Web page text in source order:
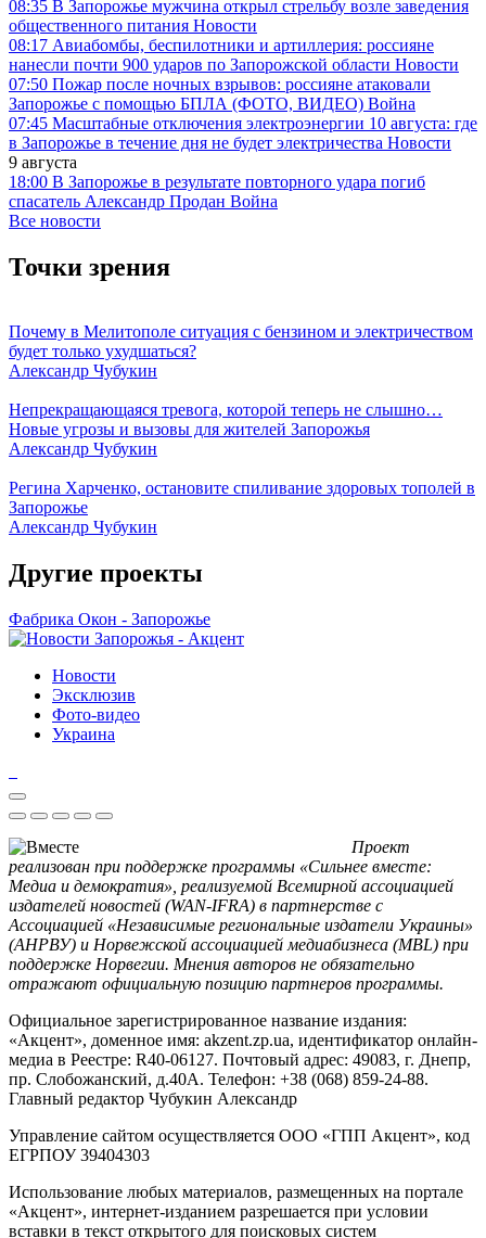
08:35 В Запорожье мужчина открыл стрельбу возле заведения
общественного питания Новости
08:17 Авиабомбы, беспилотники и артиллерия: россияне
нанесли почти 900 ударов по Запорожской области Новости
07:50 Пожар после ночных взрывов: россияне атаковали
Запорожье с помощью БПЛА (ФОТО, ВИДЕО) Война
07:45 Масштабные отключения электроэнергии 10 августа: где
в Запорожье в течение дня не будет электричества Новости
9 августа
18:00 В Запорожье в результате повторного удара погиб
спасатель Александр Продан Война
Все новости
Точки зрения
Почему в Мелитополе ситуация с бензином и электричеством
будет только ухудшаться?
Александр Чубукин
Непрекращающаяся тревога, которой теперь не слышно…
Новые угрозы и вызовы для жителей Запорожья
Александр Чубукин
Регина Харченко, остановите спиливание здоровых тополей в
Запорожье
Александр Чубукин
Другие проекты
Фабрика Окон - Запорожье
Новости
Эксклюзив
Фото-видео
Украина
Проект
реализован при поддержке программы «Сильнее вместе:
Медиа и демократия», реализуемой Всемирной ассоциацией
издателей новостей (WAN-IFRA) в партнерстве с
Ассоциацией «Независимые региональные издатели Украины»
(АНРВУ) и Норвежской ассоциацией медиабизнеса (MBL) при
поддержке Норвегии. Мнения авторов не обязательно
отражают официальную позицию партнеров программы.
Официальное зарегистрированное название издания:
«Акцент», доменное имя: akzent.zp.ua, идентификатор онлайн-
медиа в Реестре: R40-06127. Почтовый адрес: 49083, г. Днепр,
пр. Слобожанский, д.40А. Телефон: +38 (068) 859-24-88.
Главный редактор Чубукин Александр
Управление сайтом осуществляется ООО «ГПП Акцент», код
ЕГРПОУ 39404303
Использование любых материалов, размещенных на портале
«Акцент», интернет-изданием разрешается при условии
вставки в текст открытого для поисковых систем